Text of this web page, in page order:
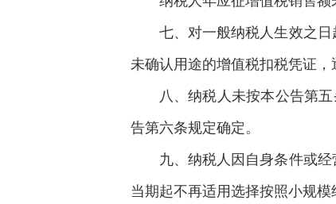
七、对一般纳税人生效之
未确认用途的增值税扣税凭证，
八、纳税人未按本公告第
告第六条规定确定。
九、纳税人因自身条件或
当期起不再适用选择按照小规模